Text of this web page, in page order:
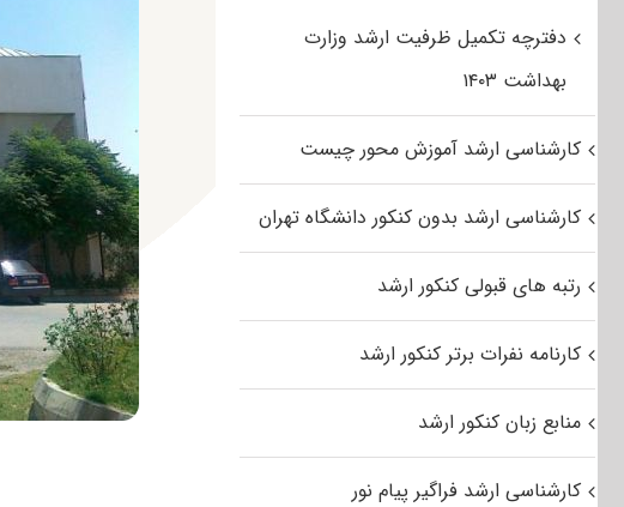
دفترچه تکمیل ظرفیت ارشد وزارت
بهداشت ۱۴۰۳
کارشناسی ارشد آموزش محور چیست
کارشناسی ارشد بدون کنکور دانشگاه تهران
رتبه های قبولی کنکور ارشد
کارنامه نفرات برتر کنکور ارشد
منابع زبان کنکور ارشد
کارشناسی ارشد فراگیر پیام نور